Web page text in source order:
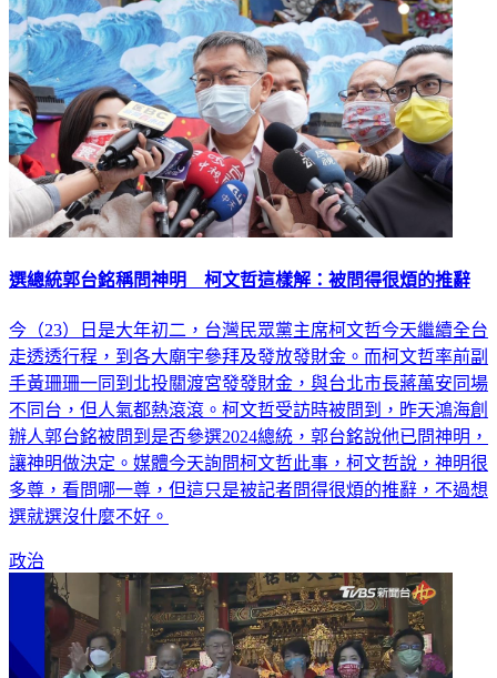
選總統郭台銘稱問神明 柯文哲這樣解：被問得很煩的推辭
今（23）日是大年初二，台灣民眾黨主席柯文哲今天繼續全台
走透透行程，到各大廟宇參拜及發放發財金。而柯文哲率前副
手黃珊珊一同到北投關渡宮發發財金，與台北市長蔣萬安同場
不同台，但人氣都熱滾滾。柯文哲受訪時被問到，昨天鴻海創
辦人郭台銘被問到是否參選2024總統，郭台銘說他已問神明，
讓神明做決定。媒體今天詢問柯文哲此事，柯文哲說，神明很
多尊，看問哪一尊，但這只是被記者問得很煩的推辭，不過想
選就選沒什麼不好。
政治